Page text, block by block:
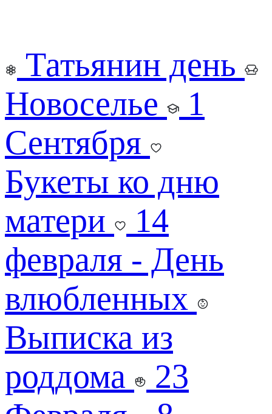
Татьянин день
Новоселье
1
Сентября
Букеты ко дню
матери
14
февраля - День
влюбленных
Выписка из
роддома
23